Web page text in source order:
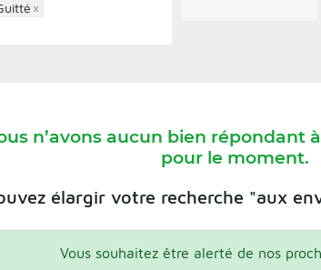
×
n’avons aucun bien répondant
pour le moment.
élargir votre recherche "aux
Vous souhaitez être alerté de nos